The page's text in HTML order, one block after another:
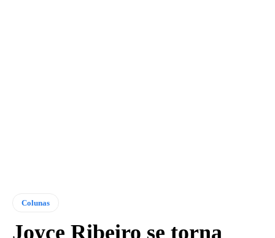
Colunas
Joyce Ribeiro se torna